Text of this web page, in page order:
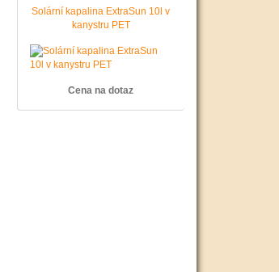
Solární kapalina ExtraSun 10l v
kanystru PET
Cena na dotaz